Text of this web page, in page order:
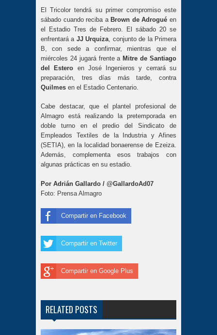
El Tricolor tendrá su primer compromiso este
sábado cuando reciba a Brown de Adrogué en
el Estadio Tres de Febrero. El sábado 20 se
enfrentará a JJ Urquiza , conjunto de la Primera
B, con sede a confirmar, mientras que el
miércoles 24 jugará frente a Mitre de Santiago
del Estero en José Ingenieros y cerrará su
preparación, tres días más tarde, contra
Quilmes en el Estadio Centenario.
Cabe destacar, que el plantel profesional de
Almagro está realizando la pretemporada en
doble turno en el predio del Sindicato de
Empleados Textiles de la Industria y Afines
(SETIA), en la localidad bonaerense de Ezeiza.
Además, complementa esos trabajos con
algunas prácticas en su estadio.
Por Adrián Gallardo / @GallardoAd07
Foto: Prensa Almagro
Compartir en Facebook
Compartir en Twitter
Compartir en Google Plus
RELATED POSTS